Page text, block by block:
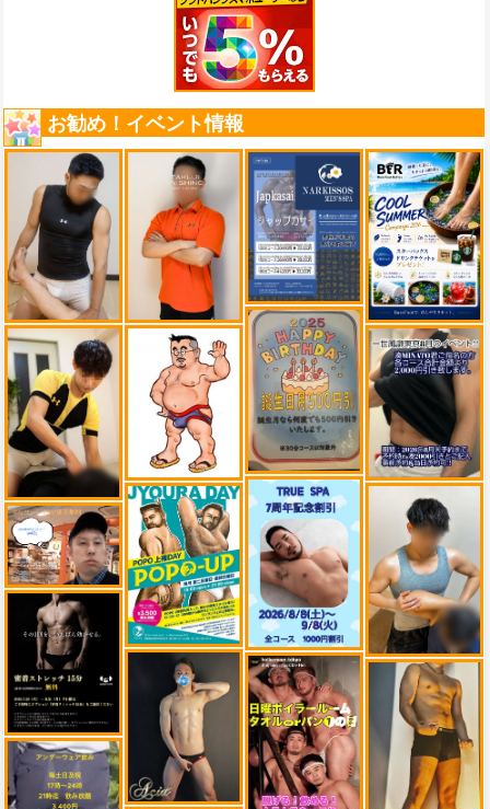
お勧め！イベント情報